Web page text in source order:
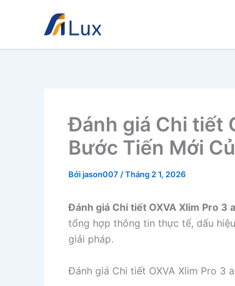
Đánh giá Chi tiết
Bước Tiến Mới
Bởijason007 /Tháng 2 1, 2026
Đánh giá Chi tiết OXVA Xlim Pro 3
tổng hợp thông tin thực tế, dấu
giải pháp.
Đánh giá Chi tiết OXVA Xlim Pro 3